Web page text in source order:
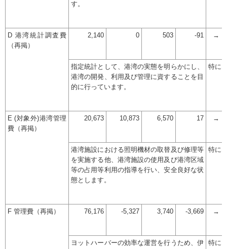
す。
D 港湾統計調査費
（再掲）
2,140 0 503 -91 →
指定統計として、港湾の実態を明らかにし、
港湾の開発、利用及び管理に資することを目
的に行っています。
特に
E (対象外)港湾管理
費（再掲）
20,673 10,873 6,570 17 →
港湾施設における照明機材の取替及び修理等
を実施する他、港湾施設の使用及び港湾区域
等の占用等利用の指導を行い、安全良好な状
態とします。
特に
F 管理費（再掲） 76,176 -5,327 3,740 -3,669 →
ヨットハーバーの効率な運営を行うため、伊
特に